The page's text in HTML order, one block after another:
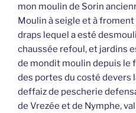
mon moulin de Sorin
Moulin à seigle et à froment
draps lequel a esté
chaussée refoul, et jardins
de mondit moulin depuis le
des portes du costé devers
deffaiz de pescherie
de Vrezée et de Nymphe,